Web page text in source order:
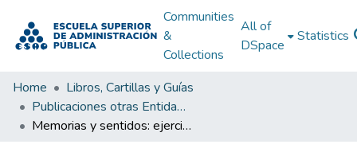
Communities
&
Collections
All of
DSpace
Statistics
Home
Libros, Cartillas y Guías
Publicaciones otras Entidades Estatales
Memorias y sentidos: ejercicios de territorialización de organizaciones de víctimas en el Atlántico (2001-2021)